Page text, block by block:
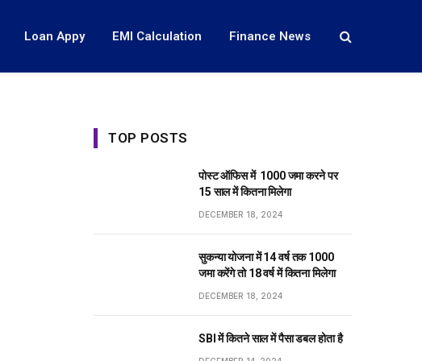
Loan Appy EMI Calculation Finance News
TOP POSTS
पोस्ट ऑफिस में ₹ 1000 जमा करने पर
15 साल में कितना मिलेगा
DECEMBER 18, 2024
सुकन्या योजना में 14 वर्ष तक ₹1000
जमा करेंगे तो 18 वर्ष में कितना मिलेगा
DECEMBER 18, 2024
SBI में कितने साल में पैसा डबल होता है